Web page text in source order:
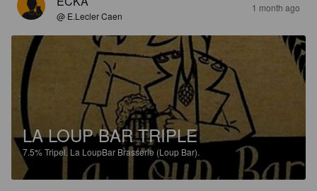
@ E.Lecler Caen
1 month ago
LA LOUP BAR TRIPLE
7.5%Tripel. La LoupBar Brasserie (Loup Bar).